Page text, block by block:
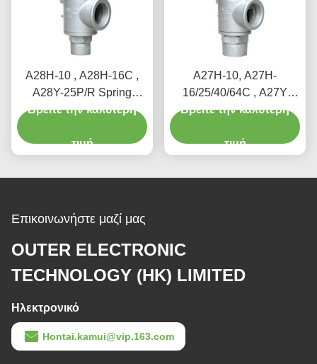
A28H-10 , A28H-16C ,
A28Y-25P/R Spring
loaded full lift safety valve
Βρείτε την καλύτερη
τιμή
A27H-10, A27H-
16/25/40/64C , A27Y
Spring loaded low lift
equipment and piping
Βρείτε την καλύτερη
τιμή
Επικοινωνήστε μαζί μας
OUTER ELECTRONIC
TECHNOLOGY (HK) LIMITED
Ηλεκτρονικό
Hontai.kamui@vip.163.com